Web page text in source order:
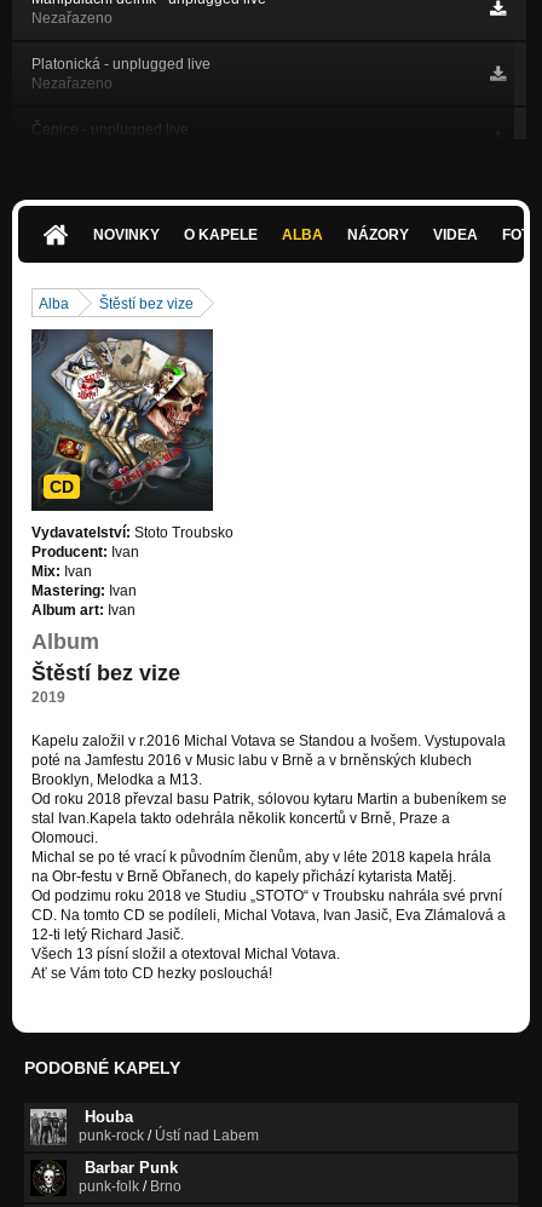
Nezařazeno
Platonická - unplugged live
Nezařazeno
Čepice - unplugged live
MANIPULAČNÍ DĚLNÍK
O ZDRAVÍ
Nekonečnej boj
VIAGRA
Nekonečnej boj
ZMRZLINOVÁ KRÁLOVNA
Nekonečnej boj
Nekonečnej boj
SNAD JEŠTĚ NEUJEL MI VLAK(SÁM)
Nekonečnej boj
MODELKA
Nekonečnej boj
Štěstí bez vize
BROOKLYN
Štěstí bez vize
PLATONICKÁ
Štěstí bez vize
TOM MÁ KOZY
Štěstí bez vize
JSEM BUSKER
Štěstí bez vize
NIKDY NEVÍŠ CO SE MŮŽE STÁT
Štěstí bez vize
UCO
Štěstí bez vize
NOVINKY O KAPELE ALBA NÁZORY VIDEA
Alba Štěstí bez vize
CD
Vydavatelství: Stoto Troubsko
Producent: Ivan
Mix: Ivan
Mastering: Ivan
Album art: Ivan
Album
Štěstí bez vize
2019
Kapelu založil v r.2016 Michal Votava se Standou a Ivošem. Vystupovala
poté na Jamfestu 2016 v Music labu v Brně a v brněnských klubech
Brooklyn, Melodka a M13.
Od roku 2018 převzal basu Patrik, sólovou kytaru Martin a bubeníkem se
stal Ivan.Kapela takto odehrála několik koncertů v Brně, Praze a
Olomouci.
Michal se po té vrací k původním členům, aby v léte 2018 kapela hrála
na Obr-festu v Brně Obřanech, do kapely přichází kytarista Matěj.
Od podzimu roku 2018 ve Studiu „STOTO“ v Troubsku nahrála své první
CD. Na tomto CD se podíleli, Michal Votava, Ivan Jasič, Eva Zlámalová a
12-ti letý Richard Jasič.
Všech 13 písní složil a otextoval Michal Votava.
Ať se Vám toto CD hezky poslouchá!
PODOBNÉ KAPELY
Houba
punk-rock / Ústí nad Labem
Barbar Punk
punk-folk / Brno